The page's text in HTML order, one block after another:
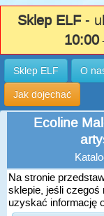
Sklep ELF-
10:00
Sklep ELF O
Jak dojechać
Ecoline
Na stronie
sklepie, jeśli czegoś
uzyskać informację